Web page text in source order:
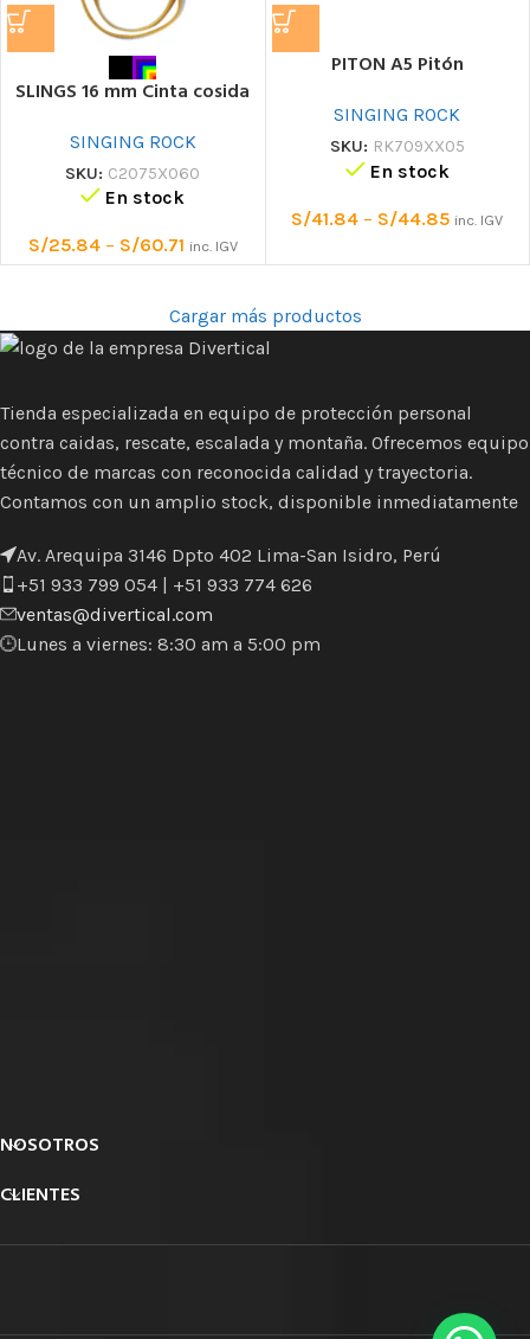
SLINGS 16 mm Cinta cosida
SINGING ROCK
SKU: C2075X060
En stock
S/25.84 – S/60.71 inc. IGV
PITON A5 Pitón
SINGING ROCK
SKU: RK709XX05
En stock
S/41.84 – S/44.85 inc. IGV
Cargar más productos
Tienda especializada en equipo de protección personal
contra caidas, rescate, escalada y montaña. Ofrecemos equipo
técnico de marcas con reconocida calidad y trayectoria.
Contamos con un amplio stock, disponible inmediatamente
Av. Arequipa 3146 Dpto 402 Lima-San Isidro, Perú
+51 933 799 054 | +51 933 774 626
ventas@divertical.com
Lunes a viernes: 8:30 am a 5:00 pm
NOSOTROS
CLIENTES